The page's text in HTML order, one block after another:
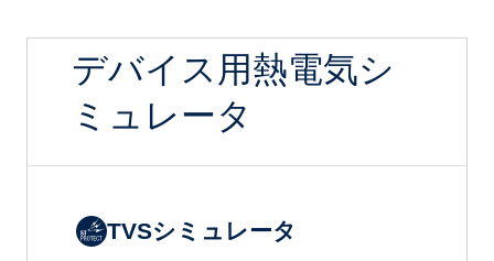
デバイス用熱電気シ
ミュレータ
TVSシミュレータ